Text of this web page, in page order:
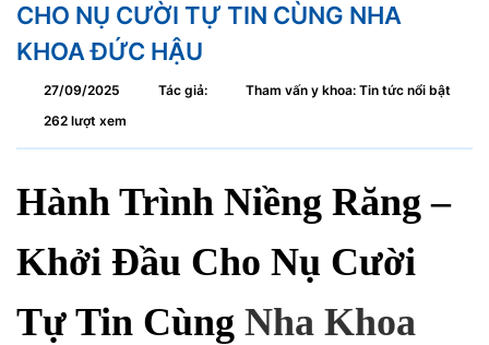
CHO NỤ CƯỜI TỰ TIN CÙNG NHA
KHOA ĐỨC HẬU
27/09/2025 Tác giả:
Tham vấn y khoa: Tin tức nổi bật
262 lượt xem
Hành Trình Niềng Răng –
Khởi Đầu Cho Nụ Cười
Tự Tin Cùng Nha Khoa